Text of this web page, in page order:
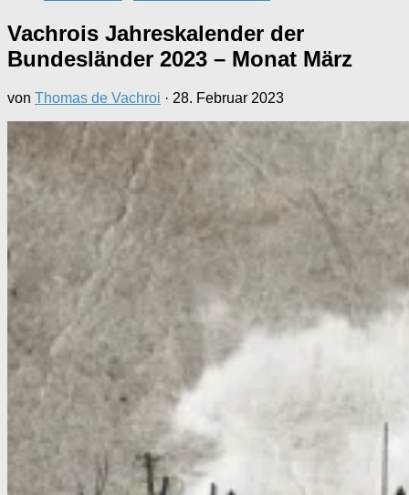
Vachrois Jahreskalender der
Bundesländer 2023 – Monat März
von Thomas de Vachroi · 28. Februar 2023